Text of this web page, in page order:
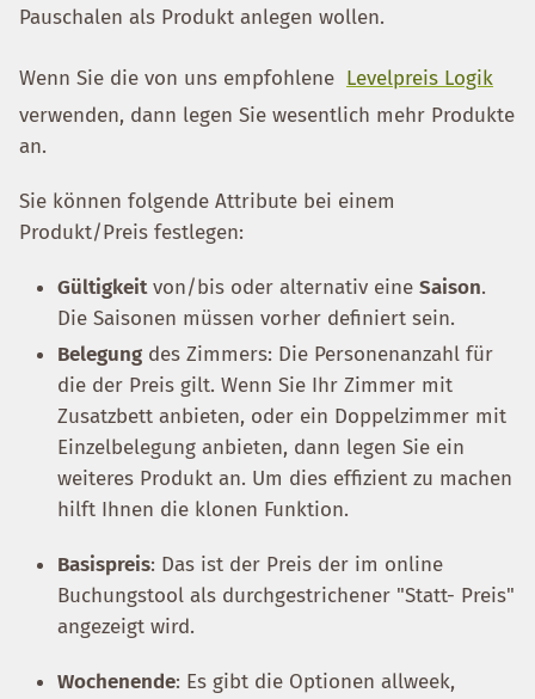
Pauschalen als Produkt anlegen wollen.
Wenn Sie die von uns empfohlene Levelpreis Logik
verwenden, dann legen Sie wesentlich mehr Produkte
an.
Sie können folgende Attribute bei einem
Produkt/Preis festlegen:
Gültigkeitvon/bis oder alternativ eine Saison.
Die Saisonen müssen vorher definiert sein.
Belegung des Zimmers: Die Personenanzahl für
die der Preis gilt. Wenn Sie Ihr Zimmer mit
Zusatzbett anbieten, oder ein Doppelzimmer mit
Einzelbelegung anbieten, dann legen Sie ein
weiteres Produkt an. Um dies effizient zu machen
hilft Ihnen die klonen Funktion.
Basispreis: Das ist der Preis der im online
Buchungstool als durchgestrichener "Statt- Preis"
angezeigt wird.
Wochenende: Es gibt die Optionen allweek,